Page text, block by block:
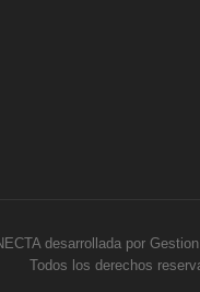
desarrollada por
Todos los derechos